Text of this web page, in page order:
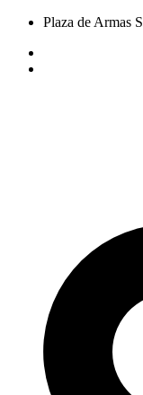
Plaza de Armas